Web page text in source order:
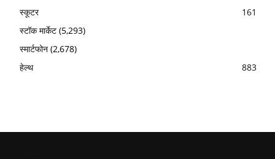
स्कूटर
161
स्टॉक मार्केट (5,293)
स्मार्टफोन (2,678)
हेल्थ
883